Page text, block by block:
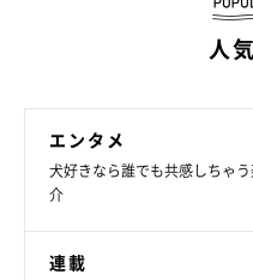
人
エンタメ
犬好きなら誰でも共感しちゃ
介
連載